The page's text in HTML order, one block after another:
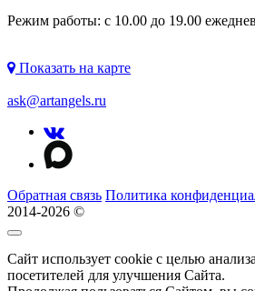
Режим работы: с 10.00 до 19.00
Показать на карте
ask@artangels.ru
Обратная связь Политика
2014-2026 ©
Сайт использует cookie с целью
посетителей для улучшения Сайта.